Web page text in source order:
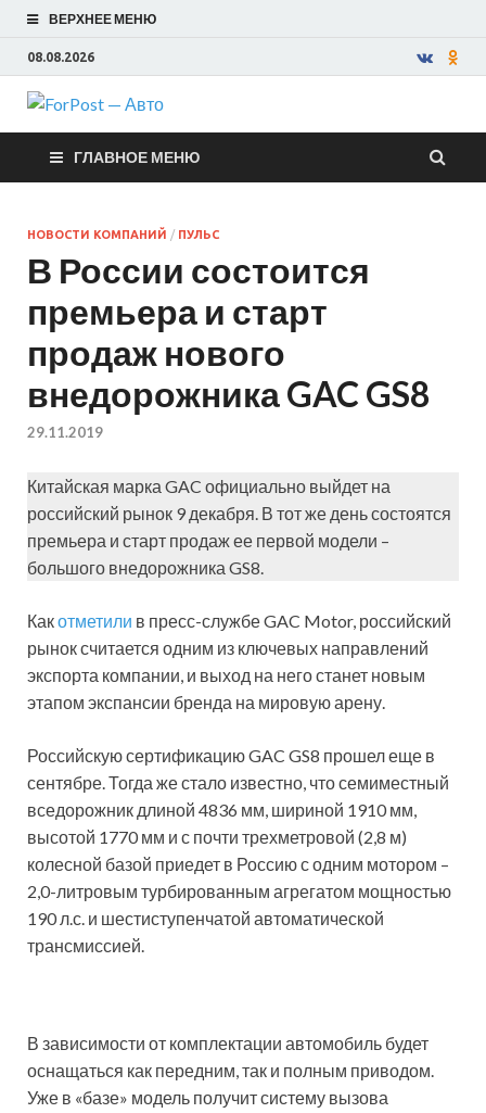
ВЕРХНЕЕ МЕНЮ
08.08.2026
ForPost —
Авто
ГЛАВНОЕ МЕНЮ
НОВОСТИ КОМПАНИЙ / ПУЛЬС
В России состоится
премьера и старт
продаж нового
внедорожника GAC GS8
29.11.2019
Китайская марка GAC официально выйдет на
российский рынок 9 декабря. В тот же день состоятся
премьера и старт продаж ее первой модели –
большого внедорожника GS8.
Какотметили в пресс-службе GAC Motor, российский
рынок считается одним из ключевых направлений
экспорта компании, и выход на него станет новым
этапом экспансии бренда на мировую арену.
Российскую сертификацию GAC GS8 прошел еще в
сентябре. Тогда же стало известно, что семиместный
вседорожник длиной 4836 мм, шириной 1910 мм,
высотой 1770 мм и с почти трехметровой (2,8 м)
колесной базой приедет в Россию с одним мотором –
2,0-литровым турбированным агрегатом мощностью
190 л.с. и шестиступенчатой автоматической
трансмиссией.
В зависимости от комплектации автомобиль будет
оснащаться как передним, так и полным приводом.
Уже в «базе» модель получит систему вызова